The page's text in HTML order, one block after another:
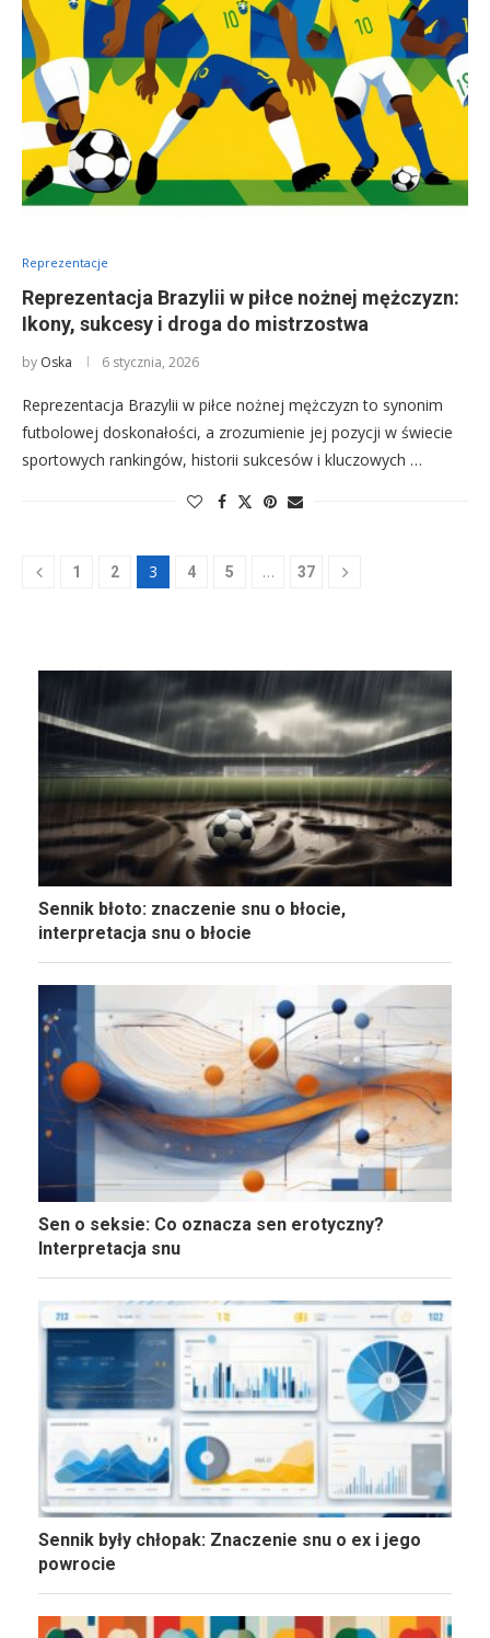
Reprezentacje
Reprezentacja Brazylii w piłce nożnej mężczyzn:
Ikony, sukcesy i droga do mistrzostwa
by Oska 6 stycznia, 2026
Reprezentacja Brazylii w piłce nożnej mężczyzn to synonim
futbolowej doskonałości, a zrozumienie jej pozycji w świecie
sportowych rankingów, historii sukcesów i kluczowych …
1 2 3 4 5 … 37
Sennik błoto: znaczenie snu o błocie,
interpretacja snu o błocie
Sen o seksie: Co oznacza sen erotyczny?
Interpretacja snu
Sennik były chłopak: Znaczenie snu o ex i jego
powrocie